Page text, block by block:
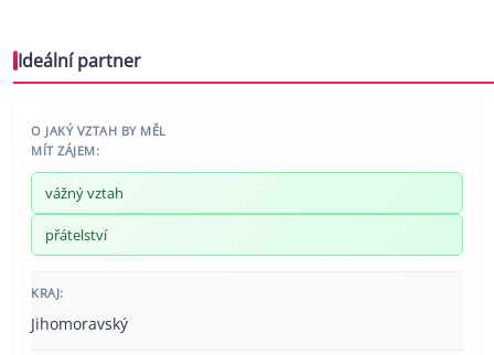
Ideální partner
O JAKÝ VZTAH BY MĚL
MÍT ZÁJEM:
vážný vztah
přátelství
KRAJ:
Jihomoravský